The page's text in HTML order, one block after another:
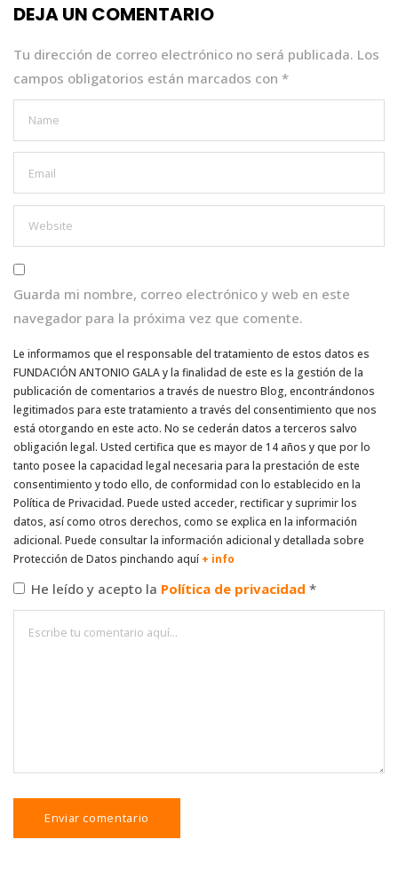
o
k
p
DEJA UN COMENTARIO
Tu dirección de correo electrónico no será publicada. Los
campos obligatorios están marcados con *
Guarda mi nombre, correo electrónico y web en este
navegador para la próxima vez que comente.
Le informamos que el responsable del tratamiento de estos datos es
FUNDACIÓN ANTONIO GALA y la finalidad de este es la gestión de la
publicación de comentarios a través de nuestro Blog, encontrándonos
legitimados para este tratamiento a través del consentimiento que nos
está otorgando en este acto. No se cederán datos a terceros salvo
obligación legal. Usted certifica que es mayor de 14 años y que por lo
tanto posee la capacidad legal necesaria para la prestación de este
consentimiento y todo ello, de conformidad con lo establecido en la
Política de Privacidad. Puede usted acceder, rectificar y suprimir los
datos, así como otros derechos, como se explica en la información
adicional. Puede consultar la información adicional y detallada sobre
Protección de Datos pinchando aquí + info
He leído y acepto la Política de privacidad *